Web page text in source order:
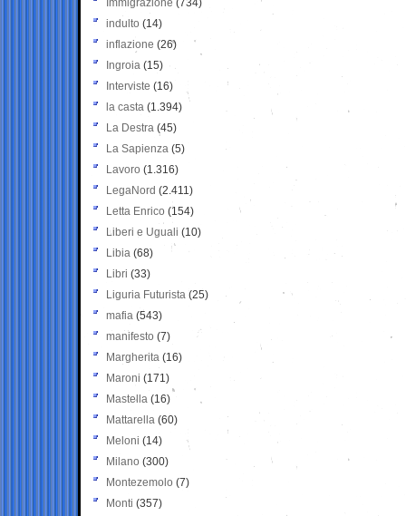
Immigrazione (734)
indulto (14)
inflazione (26)
Ingroia (15)
Interviste (16)
la casta (1.394)
La Destra (45)
La Sapienza (5)
Lavoro (1.316)
LegaNord (2.411)
Letta Enrico (154)
Liberi e Uguali (10)
Libia (68)
Libri (33)
Liguria Futurista (25)
mafia (543)
manifesto (7)
Margherita (16)
Maroni (171)
Mastella (16)
Mattarella (60)
Meloni (14)
Milano (300)
Montezemolo (7)
Monti (357)